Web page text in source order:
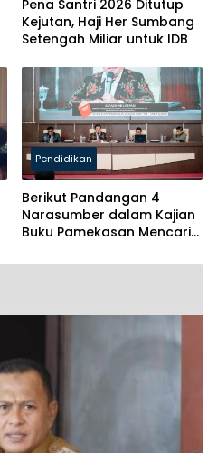
Pena Santri 2026 Ditutup
Kejutan, Haji Her Sumbang
Setengah Miliar untuk IDB
Pendidikan
Berikut Pandangan 4
Narasumber dalam Kajian
Buku Pamekasan Mencari